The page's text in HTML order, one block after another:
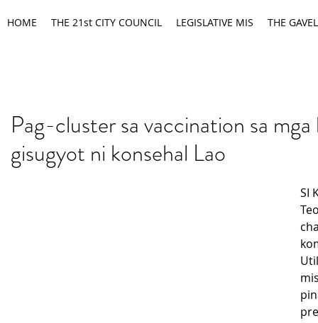
HOME THE 21st CITY COUNCIL LEGISLATIVE MIS THE GAVEL
Pag-cluster sa vaccination sa
gisugyot ni konsehal Lao
SI